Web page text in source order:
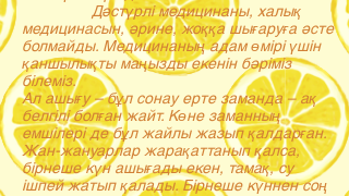
Дәстүрлі медицинаны, халық
медицинасын, әрине, жоққа шығаруға әсте
болмайды. Медицинаның адам өмірі үшін
қаншылықты маңызды екенін бәріміз
білеміз.
Ал ашығу – бұл сонау ерте заманда – ақ
белгілі болған жайт. Көне заманның
емшілері де бұл жайлы жазып қалдарған.
Жан-жануарлар жарақаттанып қалса,
бірнеше күн ашығады екен, тамақ, су
ішпей жатып қалады. Бірнеше күннен соң